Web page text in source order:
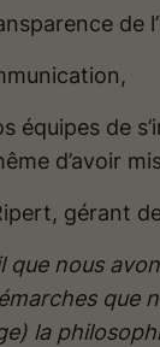
de
équipes de
d’avoir
gérant
que nous
que
la